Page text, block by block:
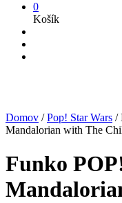
0
Košík
Domov / Pop! Star Wars /
Mandalorian with The
Funko